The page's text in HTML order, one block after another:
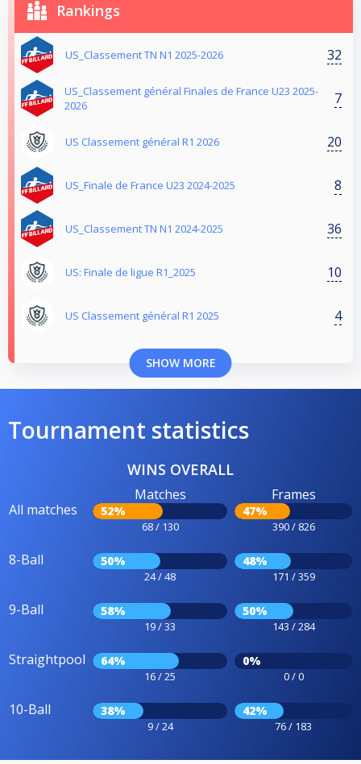
Rankings
US_Classement TN N1 2025-2026 32
US_Classement général Finales de France U23 2025-
2026
7
US Classement général R1 2026 20
US_Finale de France U23 2024-2025 8
US_Classement TN N1 2024-2025 36
US: Finale de ligue R1_2025 10
US Classement général R1 2025 4
SHOW MORE
Tournament statistics
WINS OVERALL
All matches
Matches
52%
68 / 130
Frames
47%
390 / 826
8-Ball 50%
24 / 48
48%
171 / 359
9-Ball 58%
19 / 33
50%
143 / 284
Straightpool 64%
16 / 25
0%
0 / 0
10-Ball 38%
9 / 24
42%
76 / 183